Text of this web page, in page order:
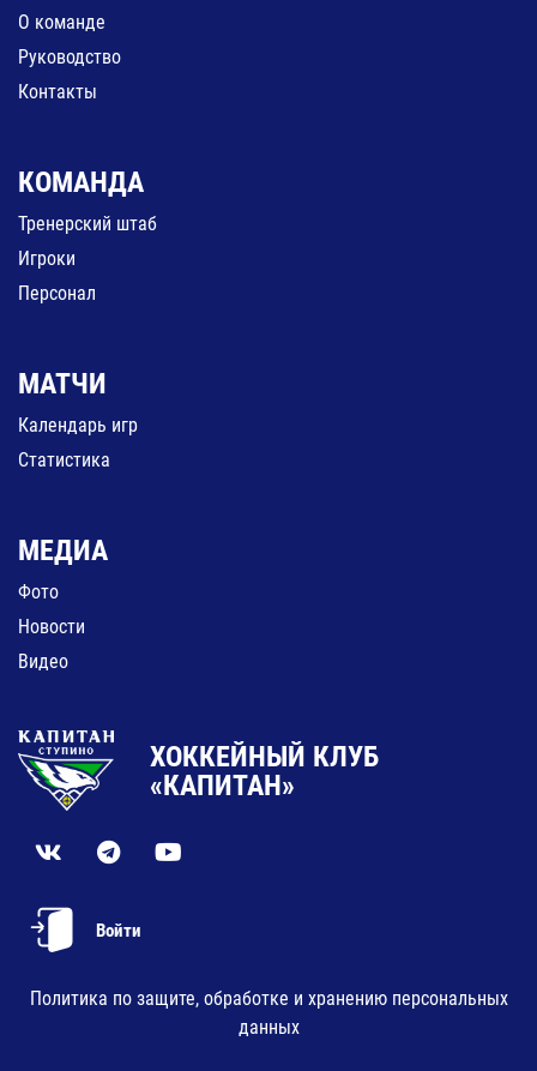
О команде
Руководство
Контакты
КОМАНДА
Тренерский штаб
Игроки
Персонал
МАТЧИ
Календарь игр
Статистика
МЕДИА
Фото
Новости
Видео
ХОККЕЙНЫЙ КЛУБ
«КАПИТАН»
Войти
Политика по защите, обработке и хранению персональных
данных